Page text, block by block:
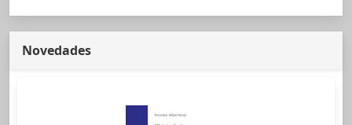
Novedades